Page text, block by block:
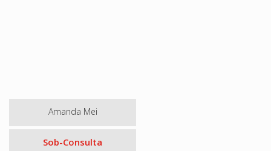
Amanda Mei
Sob-Consulta